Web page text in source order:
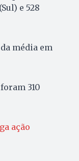
e 528
média em
310
ação